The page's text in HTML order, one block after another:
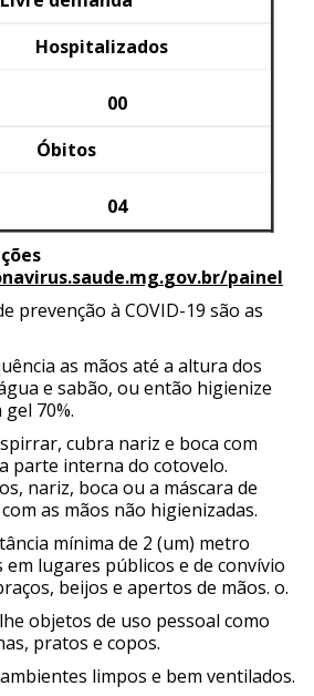
00
Óbitos
04
gov.br/painel
prevenção à COVID-19 são as
as mãos até a altura dos
e sabão, ou então higienize
70%.
cubra nariz e boca com
parte interna do cotovelo.
nariz, boca ou a máscara de
as mãos não higienizadas.
mínima de 2 (um) metro
lugares públicos e de convívio
beijos e apertos de mãos. o.
objetos de uso pessoal como
pratos e copos.
limpos e bem ventilados.